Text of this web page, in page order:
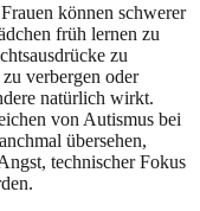
können schwerer
früh lernen zu
zu
verbergen oder
natürlich wirkt.
von Autismus bei
übersehen,
technischer Fokus